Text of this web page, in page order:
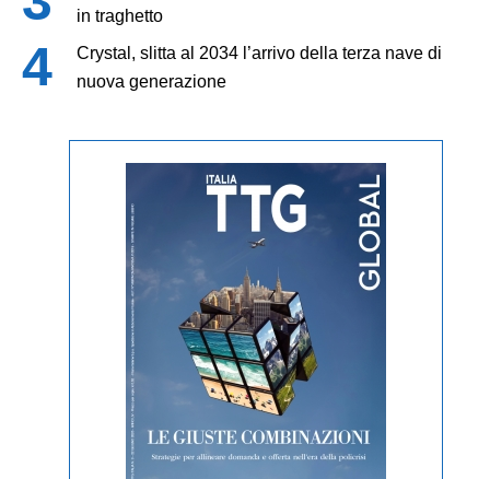
in traghetto
Crystal, slitta al 2034 l’arrivo della terza nave di
nuova generazione